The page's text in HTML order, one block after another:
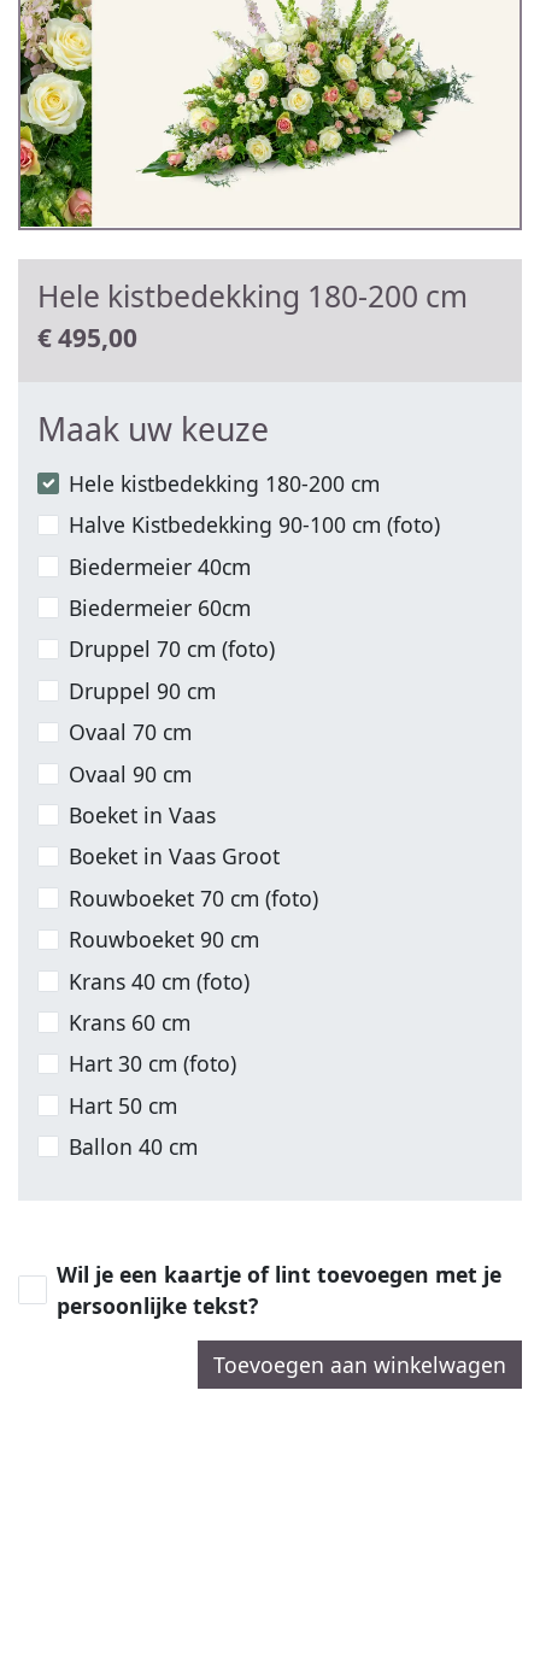
Hele kistbedekking 180-200 cm
€495,00
Maak uw keuze
Hele kistbedekking 180-200 cm
Halve Kistbedekking 90-100 cm (foto)
Biedermeier 40cm
Biedermeier 60cm
Druppel 70 cm (foto)
Druppel 90 cm
Ovaal 70 cm
Ovaal 90 cm
Boeket in Vaas
Boeket in Vaas Groot
Rouwboeket 70 cm (foto)
Rouwboeket 90 cm
Krans 40 cm (foto)
Krans 60 cm
Hart 30 cm (foto)
Hart 50 cm
Ballon 40 cm
Wil je een kaartje of lint toevoegen met je
persoonlijke tekst?
Toevoegen aan winkelwagen